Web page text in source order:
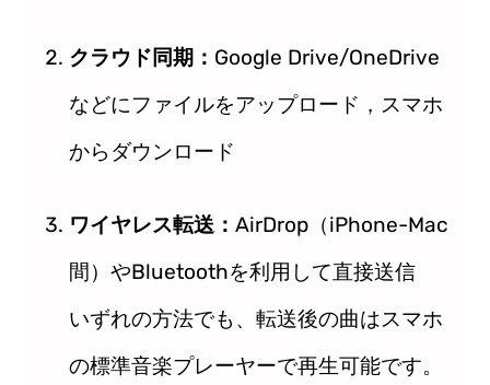
クラウド同期： Google Drive/OneDrive
などにファイルをアップロード，スマホ
からダウンロード
ワイヤレス転送：AirDrop（iPhone-Mac
間）やBluetoothを利用して直接送信
いずれの方法でも、転送後の曲はスマホ
の標準音楽プレーヤーで再生可能です。